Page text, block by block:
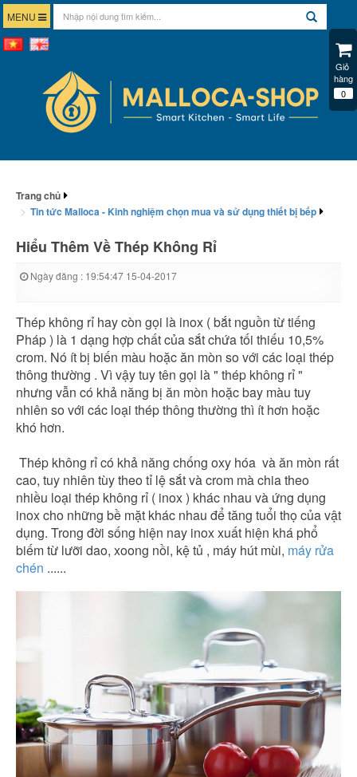
MENU
Trang chủ
Tin tức Malloca - Kinh nghiệm chọn mua và sử dụng thiết bị bếp
Hiểu Thêm Về Thép Không Rỉ
Ngày đăng : 19:54:47 15-04-2017
Thép không rỉ hay còn gọi là inox ( bắt nguồn từ tiếng
Pháp ) là 1 dạng hợp chất của sắt chứa tối thiếu 10,5%
crom. Nó ít bị biến màu hoặc ăn mòn so với các loại thép
thông thường . Vì vậy tuy tên gọi là " thép không rỉ "
nhưng vẫn có khả năng bị ăn mòn hoặc bay màu tuy
nhiên so với các loại thép thông thường thì ít hơn hoặc
khó hơn.
Thép không rỉ có khả năng chống oxy hóa và ăn mòn rất
cao, tuy nhiên tùy theo tỉ lệ sắt và crom mà chia theo
nhiều loại thép không rỉ ( inox ) khác nhau và ứng dụng
inox cho những bề mặt khác nhau để tăng tuổi thọ của vật
dụng. Trong đời sống hiện nay inox xuất hiện khá phổ
biếm từ lưỡi dao, xoong nồi, kệ tủ , máy hút mùi, máy rửa
chén ......
Giỏ
hàng
0